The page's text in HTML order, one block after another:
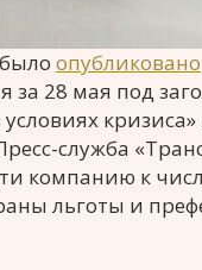
опубликовано
за 28 мая под
служба
компанию к
льготы и